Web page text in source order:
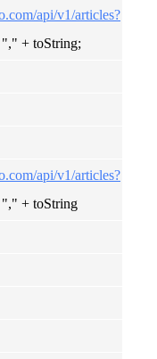
api/v1/articles?
+ toString;
api/v1/articles?
+ toString